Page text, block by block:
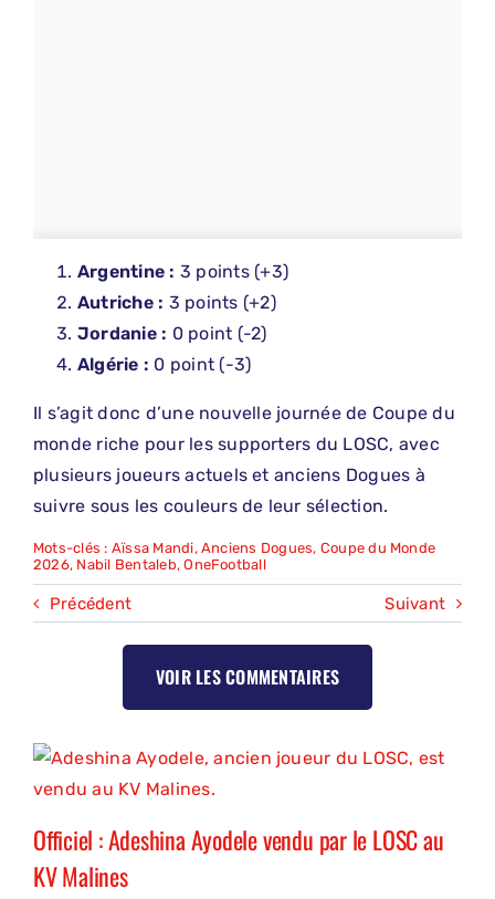
Argentine : 3 points (+3)
Autriche : 3 points (+2)
Jordanie : 0 point (-2)
Algérie : 0 point (-3)
Il s’agit donc d’une nouvelle journée de Coupe du
monde riche pour les supporters du LOSC, avec
plusieurs joueurs actuels et anciens Dogues à
suivre sous les couleurs de leur sélection.
Mots-clés : Aïssa Mandi, Anciens Dogues, Coupe du Monde
2026, Nabil Bentaleb,OneFootball
Précédent Suivant
VOIR LES COMMENTAIRES
Officiel : Adeshina Ayodele vendu par le LOSC au
KV Malines